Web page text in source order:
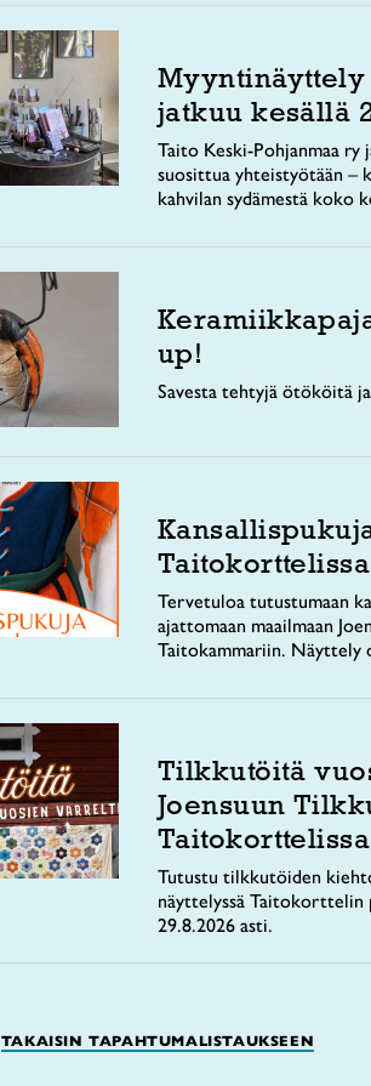
jatkuu kesällä
Taito Keski-Pohjanmaa
suosittua yhteistyötään –
kahvilan sydämestä koko
up!
Savesta tehtyjä ötököitä
Taitokorttelissa
Tervetuloa tutustumaan
ajattomaan maailmaan
Taitokammariin. Näyttely
Tilkkutöitä
Joensuun
Taitokorttelissa
Tutustu tilkkutöiden
näyttelyssä Taitokorttelin
29.8.2026 asti.
TAKAISIN TAPAHTUMALISTAUKSEEN